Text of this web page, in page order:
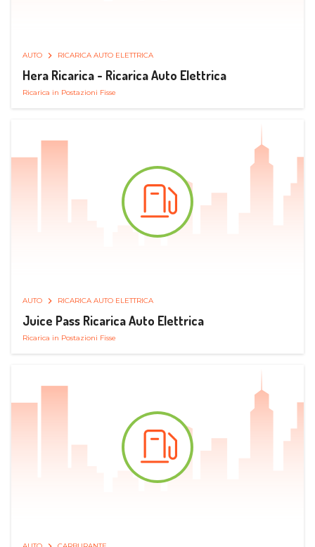
AUTO RICARICA AUTO ELETTRICA
Hera Ricarica - Ricarica Auto Elettrica
Ricarica in Postazioni Fisse
AUTO RICARICA AUTO ELETTRICA
Juice Pass Ricarica Auto Elettrica
Ricarica in Postazioni Fisse